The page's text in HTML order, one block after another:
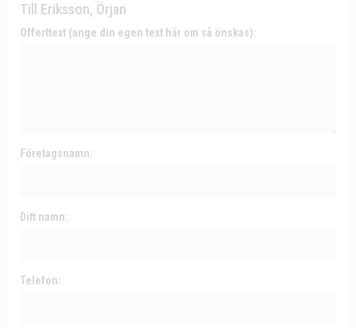
Till Eriksson, Örjan
Offerttext (ange din egen text här om så önskas):
Företagsnamn:
Ditt namn:
Telefon: